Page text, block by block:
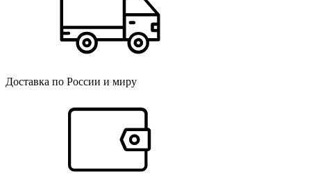
Доставка по России и миру